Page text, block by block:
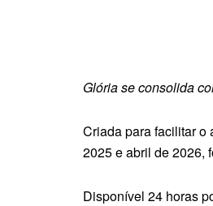
Glória se consolida
Criada para facilitar o
2025 e abril de 2026,
Disponível 24 horas